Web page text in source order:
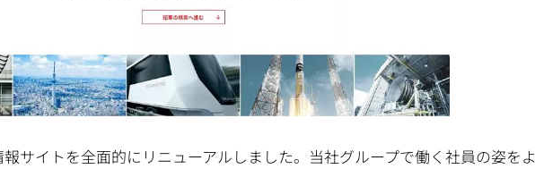
サイトを全面的にリニューアルしました。当社グループで働く社員の姿を